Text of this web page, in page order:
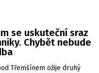
se uskuteční sraz
Chybět nebude
Třemšínem ožije druhý